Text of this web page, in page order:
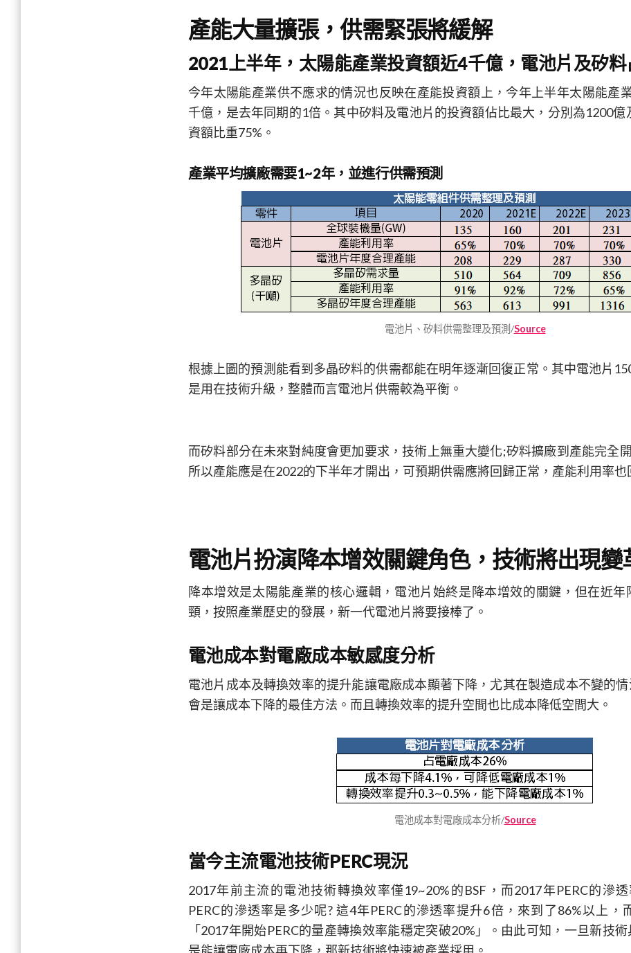
產能大量擴張，供需緊張將緩解
2021上半年，太陽能產業投資額近4千億，電池片及矽料
今年太陽能產業供不應求的情況也反映在產能投資額上，今年上半年太陽能產
千億，是去年同期的1倍。其中矽料及電池片的投資額佔比最大，分別為1200億
資額比重75%。
產業平均擴廠需要1~2年，並進行供需預測
電池片、矽料供需整理及預測/Source
根據上圖的預測能看到多晶矽料的供需都能在明年逐漸回復正常。其中電池片
是用在技術升級，整體而言電池片供需較為平衡。
而矽料部分在未來對純度會更加要求，技術上無重大變化;矽料擴廠到產能完全
所以產能應是在2022的下半年才開出，可預期供需應將回歸正常，產能利用率也
電池片扮演降本增效關鍵角色，技術將出現變
降本增效是太陽能產業的核心邏輯，電池片始終是降本增效的關鍵，但在近
頸，按照產業歷史的發展，新一代電池片將要接棒了。
電池成本對電廠成本敏感度分析
電池片成本及轉換效率的提升能讓電廠成本顯著下降，尤其在製造成本不變的情
會是讓成本下降的最佳方法。而且轉換效率的提升空間也比成本降低空間大。
電池成本對電廠成本分析/Source
當今主流電池技術PERC現況
2017年前主流的電池技術轉換效率僅19~20%的BSF，而2017年PERC的滲
PERC的滲透率是多少呢? 這4年PERC的滲透率提升6倍，來到了86%以上，
「2017年開始PERC的量產轉換效率能穩定突破20%」。由此可知，一旦新技
是能讓電廠成本再下降，那新技術將快速被產業採用。